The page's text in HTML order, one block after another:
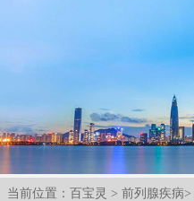
当前位置： 百宝灵 > 前列腺疾病>